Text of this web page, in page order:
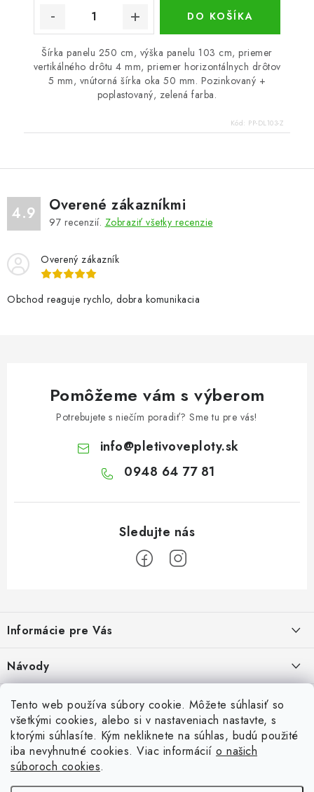
Tento web používa súbory cookie. Môžete súhlasiť so
všetkými cookies, alebo si v nastaveniach nastavte, s
ktorými súhlasíte. Kým nekliknete na súhlas, budú použité
iba nevyhnutné cookies. Viac informácií o našich
súboroch cookies.
DO KOŠÍKA
Šírka panelu 250 cm, výška panelu 103 cm, priemer
vertikálného drôtu 4 mm, priemer horizontálnych drôtov
5 mm, vnútorná šírka oka 50 mm. Pozinkovaný +
poplastovaný, zelená farba.
Kód: PP-DL103-Z
4.9 Overené zákazníkmi
97 recenzií. Zobraziť všetky recenzie
Overený zákazník
Obchod reaguje rychlo, dobra komunikacia
Pomôžeme vám s výberom
Potrebujete s niečím poradiť? Sme tu pre vás!
info@pletivoveploty.sk
0948 64 77 81
p
ä
t
Informácie pre Vás
Garancia najnižšej ceny
Obchodné podmienky
Návody
10.9.2024
Návod na osadenie fólie proti burine pod plot
6.9.2023
Návod na vyškárovanie betónového plotu
Overené zákazníkmi
Prijímame online platby
Betónové ploty